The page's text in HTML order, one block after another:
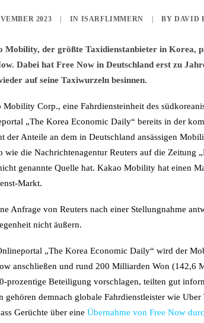
2023 IN ISARFLIMMERN BYDAVID
Mobility, der größte Taxidienstanbieter in Korea,
Dabei hat Free Now in Deutschland erst zu
auf seine Taxiwurzeln besinnen.
Mobility Corp., eine Fahrdiensteinheit des
„The Korea Economic Daily“ bereits in der
der Anteile an dem in Deutschland ansässigen
wie die Nachrichtenagentur Reuters auf die Zeitung
genannte Quelle hat. Kakao Mobility hat einen
Markt.
Anfrage von Reuters nach einer Stellungnahme
nicht äußern.
„The Korea Economic Daily“ wird der
anschließen und rund 200 Milliarden Won
prozentige Beteiligung vorschlagen, teilten gut
gehören demnach globale Fahrdienstleister wie
Gerüchte über eine Übernahme von Free Now